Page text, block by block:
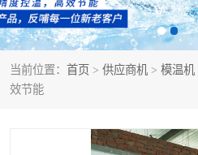
当前位置： 首页 > 供应商机 > 模温机
效节能